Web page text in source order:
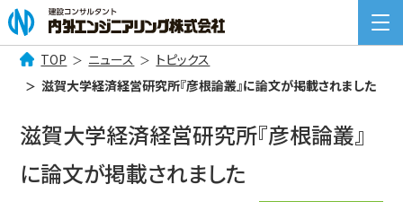
検
索:
企業情報
BUSINESS
事業案内
TOP ニュース
トピックス
滋賀大学経済経営研究所『彦根論叢』に論文が掲載されました
滋賀大学経済経営研究所『彦根論叢』
に論文が掲載されました